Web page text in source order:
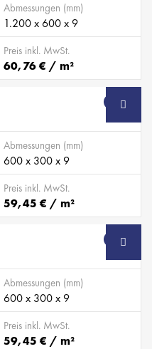
Abmessungen (mm)
1.200 x 600 x 9
Preis inkl. MwSt.
60,76 € / m²
SB
Abmessungen (mm)
600 x 300 x 9
Preis inkl. MwSt.
59,45 € / m²
SB
Abmessungen (mm)
600 x 300 x 9
Preis inkl. MwSt.
59,45 € / m²